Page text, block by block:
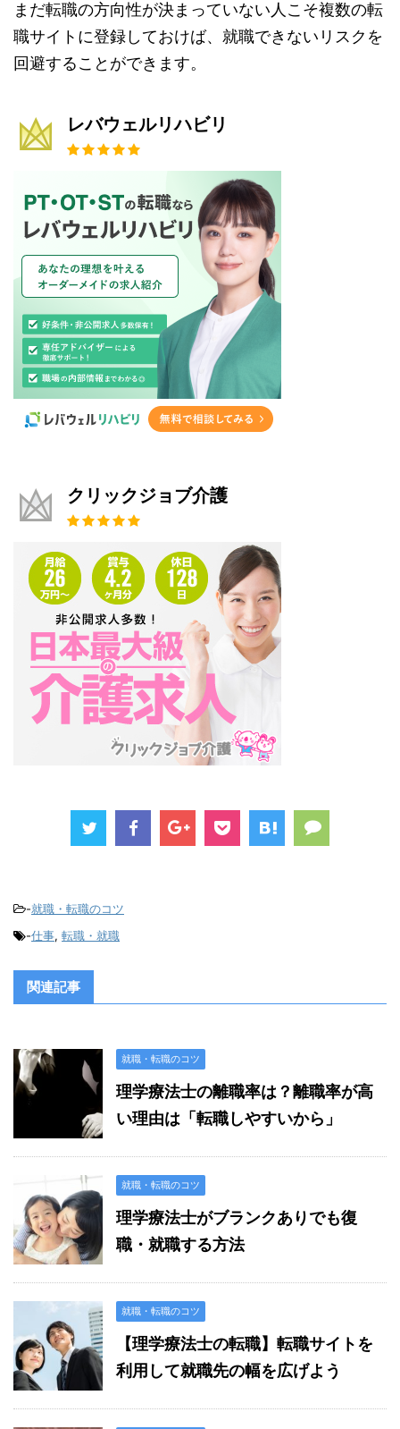
まだ転職の方向性が決まっていない人こそ複数の転
職サイトに登録しておけば、就職できないリスクを
回避することができます。
レバウェルリハビリ
クリックジョブ介護
-就職・転職のコツ
-仕事, 転職・就職
関連記事
就職・転職のコツ
理学療法士の離職率は？離職率が高
い理由は「転職しやすいから」
就職・転職のコツ
理学療法士がブランクありでも復
職・就職する方法
就職・転職のコツ
【理学療法士の転職】転職サイトを
利用して就職先の幅を広げよう